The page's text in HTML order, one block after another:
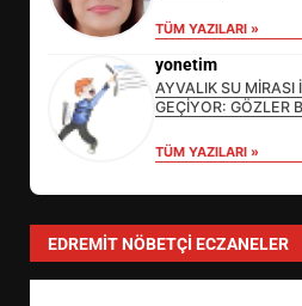
TÜM YAZILARI »
yonetim
AYVALIK SU MİRASI
GEÇİYOR: GÖZLER
TÜM YAZILARI »
EDREMIT NÖBETÇI ECZANELER
DEĞİŞECEK?
4